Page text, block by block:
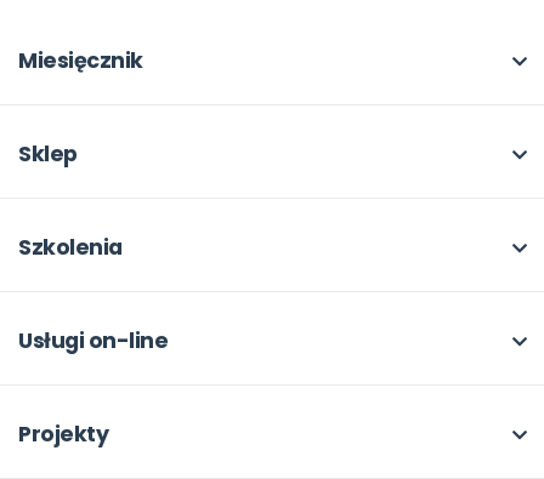
Miesięcznik
W numerze
Pomoce dydaktyczne
Dla autorów
Sklep
Moje zakupy
Odbiory i kontakt
Rabat dla przedszkoli
Szkolenia
Online
Dla rad pedagogicznych
Usługi on-line
Moja Płytoteka
Projekty